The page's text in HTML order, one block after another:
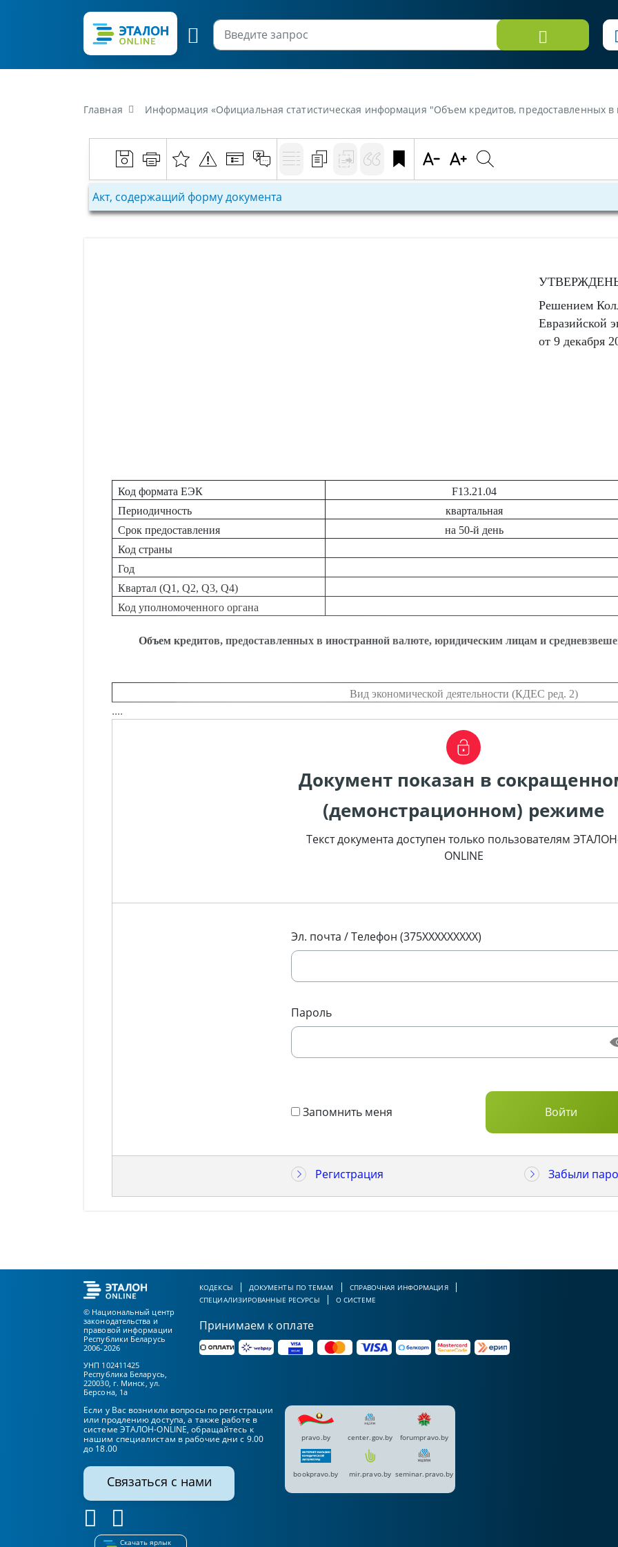
Главная Информация «Официальная статистическая информация "Объем кредитов, предоставленных в иностранной валюте,
Акт, содержащий форму документа
Решением
Евразийской
от 9 декабря
Код формата ЕЭК
F13.21.04
Периодичность
квартальная
Срок предоставления
на 50-й день
Код страны
Год
Квартал (Q1, Q2, Q3, Q4)
Код уполномоченного органа
Объем кредитов, предоставленных в иностранной валюте, юридическим лицам и
Вид экономической деятельности (КДЕС ред. 2)
....
Документ показан в
(демонстрационном) режиме
Текст документа доступен только пользователям
ONLINE
Эл. почта / Телефон (375XXXXXXXXX)
Пароль
Запомнить меня
Регистрация Забыли
© Национальный центр
законодательства и
правовой информации
Республики Беларусь
2006-2026
УНП 102411425
Республика Беларусь,
220030, г. Минск, ул.
Берсона, 1а
КОДЕКСЫ ДОКУМЕНТЫ ПО ТЕМАМ
СПРАВОЧНАЯ ИНФОРМАЦИЯ
СПЕЦИАЛИЗИРОВАННЫЕ РЕСУРСЫ
О СИСТЕМЕ
Принимаем к оплате
Если у Вас возникли вопросы по регистрации
или продлению доступа, а также работе в
системе ЭТАЛОН-ONLINE, обращайтесь к
нашим специалистам в рабочие дни с 9.00
до 18.00
Связаться с нами
Скачать ярлык
pravo.by center.gov.by forumpravo.by
bookpravo.by mir.pravo.by seminar.pravo.by